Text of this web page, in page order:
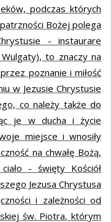
podczas których
Bożej polega
- instaurare
to znaczy na
poznanie i miłość
w Jezusie Chrystusie
co należy także do
je w ducha i życie
miejsce i wnosiły
na chwałę Bożą,
- święty Kościół
Jezusa Chrystusa
i zależności od
św. Piotra, którym